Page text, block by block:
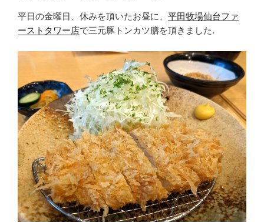
平日の金曜日、休みを頂いたお昼に、 平田牧場仙台ファ
ーストタワー店で三元豚トンカツ膳を頂きました.